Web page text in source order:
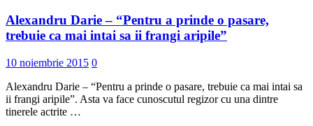
Alexandru Darie – “Pentru a prinde o pasare,
trebuie ca mai intai sa ii frangi aripile”
10 noiembrie 2015 0
Alexandru Darie – “Pentru a prinde o pasare, trebuie ca mai intai sa
ii frangi aripile”. Asta va face cunoscutul regizor cu una dintre
tinerele actrite …